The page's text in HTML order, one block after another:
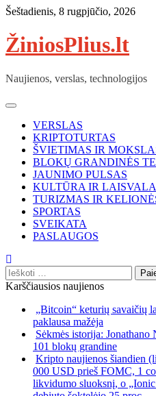
Skip
content
Šeštadienis, 8 rugpjūčio, 2026
ŽiniosPlius.lt
Naujienos, verslas, technologijos
VERSLAS
KRIPTOTURTAS
ŠVIETIMAS IR
BLOKŲ GRANDINĖS
JAUNIMO PULSAS
KULTŪRA IR
TURIZMAS IR
SPORTAS
SVEIKATA
PASLAUGOS
Ieškoti:
Karščiausios naujienos
„Bitcoin“ keturių savaičių
paklausa mažėja
Sėkmės istorija:
101 blokų grandine
Kripto naujienos šiandien
000 USD prieš FOMC, 1
likvidumo sluoksnį, o